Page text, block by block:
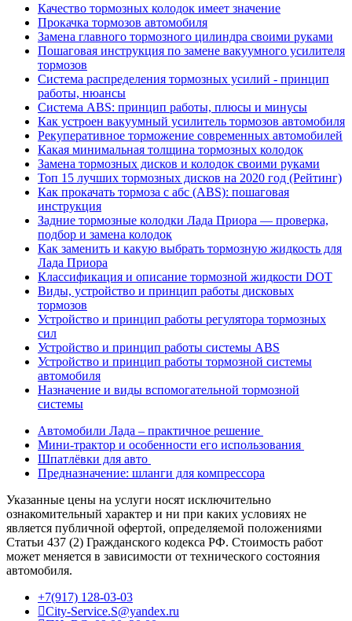
Качество тормозных колодок имеет значение
Прокачка тормозов автомобиля
Замена главного тормозного цилиндра своими руками
Пошаговая инструкция по замене вакуумного усилителя
тормозов
Система распределения тормозных усилий - принцип
работы, нюансы
Cистема ABS: принцип работы, плюсы и минусы
Как устроен вакуумный усилитель тормозов автомобиля
Рекуперативное торможение современных автомобилей
Какая минимальная толщина тормозных колодок
Замена тормозных дисков и колодок своими руками
Топ 15 лучших тормозных дисков на 2020 год (Рейтинг)
Как прокачать тормоза с абс (ABS): пошаговая
инструкция
Задние тормозные колодки Лада Приора — проверка,
подбор и замена колодок
Как заменить и какую выбрать тормозную жидкость для
Лада Приора
Классификация и описание тормозной жидкости DOT
Виды, устройство и принцип работы дисковых
тормозов
Устройство и принцип работы регулятора тормозных
сил
Устройство и принцип работы системы ABS
Устройство и принцип работы тормозной системы
автомобиля
Назначение и виды вспомогательной тормозной
системы
Автомобили Лада – практичное решение
Мини-трактор и особенности его использования
Шпатлёвки для авто
Предназначение: шланги для компрессора
Указанные цены на услуги носят исключительно
ознакомительный характер и ни при каких условиях не
является публичной офертой, определяемой положениями
Статьи 437 (2) Гражданского кодекса РФ. Стоимость работ
может меняется в зависимости от технического состояния
автомобиля.
+7(917) 128-03-03
City-Service.S@yandex.ru